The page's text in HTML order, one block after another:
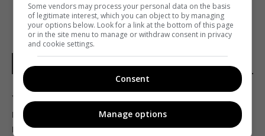
НОВОСТИ УКРАИНЫ
Украина согласилась не нападать на
нероссийские танкеры с нефтью в Черном
море, - Bloomberg
Some vendors may process your personal data on the basis
of legitimate interest, which you can object to by managing
your options below. Look for a link at the bottom of this page
or in the site menu to manage or withdraw consent in privacy
and cookie settings.
Consent
Manage options